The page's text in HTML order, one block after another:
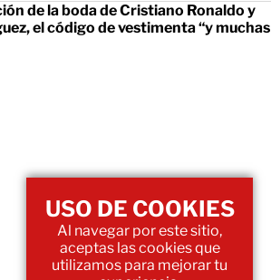
de la boda de Cristiano Ronaldo y
el código de vestimenta “y muchas
USO DE COOKIES
Al navegar por este sitio,
aceptas las cookies que
utilizamos para mejorar tu